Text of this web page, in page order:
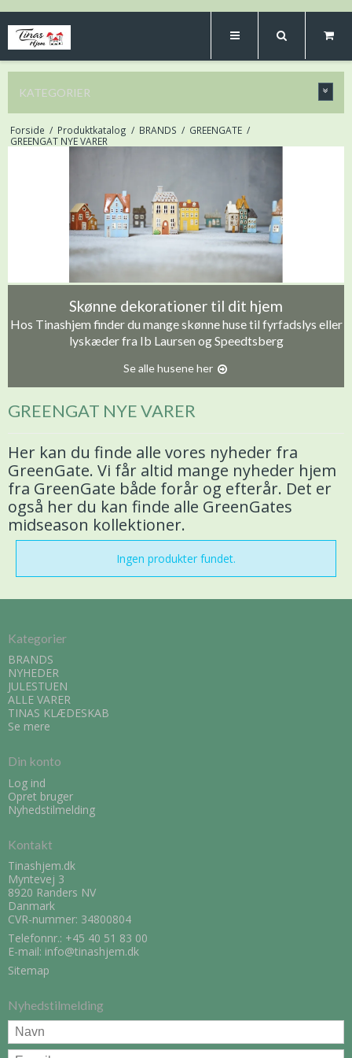
KATEGORIER
Forside / Produktkatalog / BRANDS / GREENGATE /
GREENGAT NYE VARER
Skønne dekorationer til dit hjem
Hos Tinashjem finder du mange skønne huse til fyrfadslys eller
lyskæder fra Ib Laursen og Speedtsberg
Se alle husene her
GREENGAT NYE VARER
Her kan du finde alle vores nyheder fra
GreenGate. Vi får altid mange nyheder hjem
fra GreenGate både forår og efterår. Det er
også her du kan finde alle GreenGates
midseason kollektioner.
Ingen produkter fundet.
Kategorier
BRANDS
NYHEDER
JULESTUEN
ALLE VARER
TINAS KLÆDESKAB
Se mere
Din konto
Log ind
Opret bruger
Nyhedstilmelding
Kontakt
Tinashjem.dk
Myntevej 3
8920 Randers NV
Danmark
CVR-nummer: 34800804
Telefonnr.: +45 40 51 83 00
E-mail: info@tinashjem.dk
Sitemap
Nyhedstilmelding